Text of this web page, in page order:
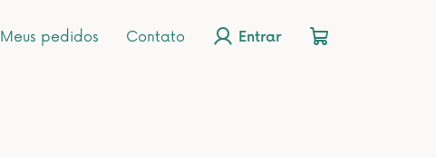
Meus pedidos Contato Entrar